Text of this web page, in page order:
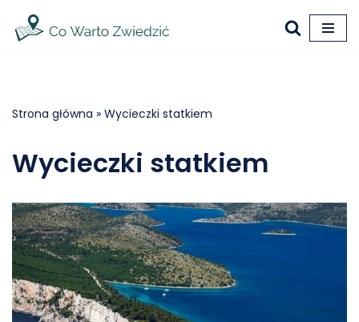
Przejdź
Strona główna » Wycieczki statkiem
Wycieczki statkiem